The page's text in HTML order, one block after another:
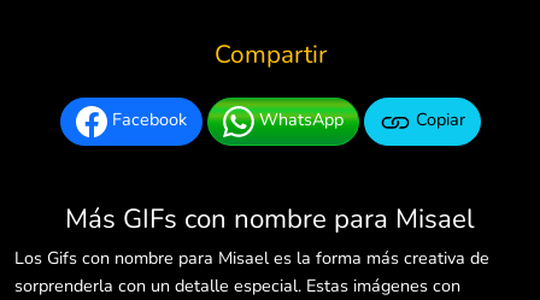
Compartir
Facebook WhatsApp Copiar
Más GIFs con nombre para Misael
Los Gifs con nombre para Misael es la forma más creativa de
sorprenderla con un detalle especial. Estas imágenes con